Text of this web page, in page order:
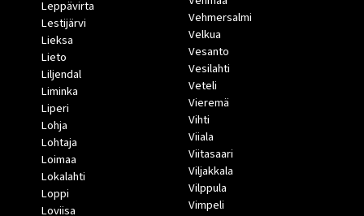
Leppävirta
Lestijärvi
Lieksa
Lieto
Liljendal
Liminka
Liperi
Lohja
Lohtaja
Loimaa
Lokalahti
Loppi
Loviisa
Vehmersalmi
Velkua
Vesanto
Vesilahti
Veteli
Vieremä
Vihti
Viiala
Viitasaari
Viljakkala
Vilppula
Vimpeli